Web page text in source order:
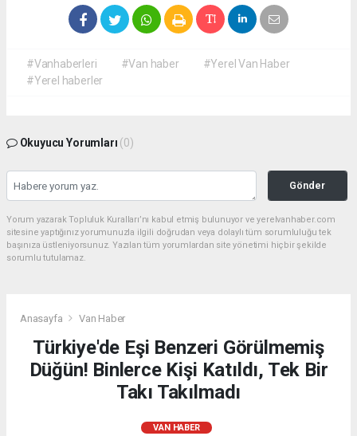
#Vanhaberleri #Van haber
#Yerel Van Haber
#Yerel haberler
Okuyucu Yorumları (0)
Gönder
Yorum yazarak Topluluk Kuralları’nı kabul etmiş bulunuyor ve yerelvanhaber.com
sitesine yaptığınız yorumunuzla ilgili doğrudan veya dolaylı tüm sorumluluğu tek
başınıza üstleniyorsunuz. Yazılan tüm yorumlardan site yönetimi hiçbir şekilde
sorumlu tutulamaz.
Anasayfa Van Haber
Türkiye'de Eşi Benzeri Görülmemiş
Düğün! Binlerce Kişi Katıldı, Tek Bir
Takı Takılmadı
VAN HABER